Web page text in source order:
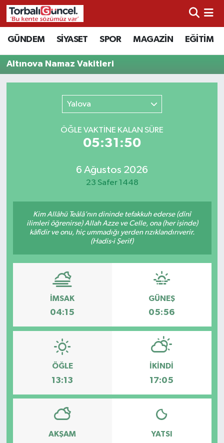
GÜNDEM SİYASET SPOR MAGAZİN EĞİTİM
Altınova Namaz Vakitleri
Yalova
ÖĞLE VAKTİNE KALAN SÜRE
05:31:50
6 Ağustos 2026
23 Safer 1448
Kim Allâhü Teâlâ’nın dininde tefakkuh ederse (dînî
ilimleri öğrenirse) Allah Azze ve Celle, ona (her işinde)
kâfîdir ve onu, hiç ummadığı yerden rızıklandırıverir.
(Hadis-i Şerif)
İMSAK
04:15
GÜNEŞ
05:56
ÖĞLE
13:13
İKINDI
17:05
AKŞAM YATSI
İzmir Nöbetçi Eczaneler
İzmir Hava Durumu
İzmir Trafik Yoğunluk Haritası
Süper Lig Puan Durumu ve Fikstür
Tüm Manşetler
Haber Arşivi